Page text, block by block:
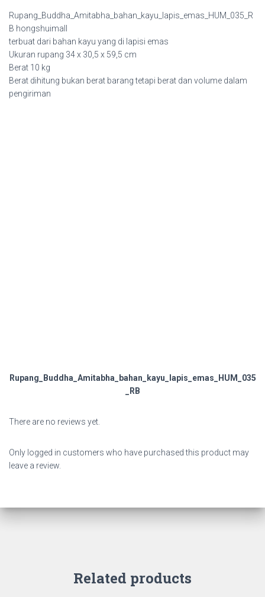
Rupang_Buddha_Amitabha_bahan_kayu_lapis_emas_HUM_035_R
B hongshuimall
terbuat dari bahan kayu yang di lapisi emas
Ukuran rupang 34 x 30,5 x 59,5 cm
Berat 10 kg
Berat dihitung bukan berat barang tetapi berat dan volume dalam
pengiriman
Rupang_Buddha_Amitabha_bahan_kayu_lapis_emas_HUM_035
_RB
There are no reviews yet.
Only logged in customers who have purchased this product may
leave a review.
Related products